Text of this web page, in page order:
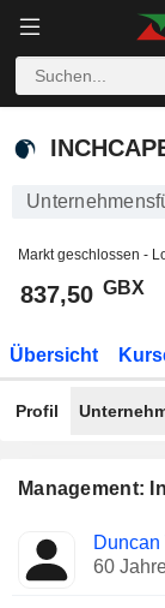
INCHCAPE
Markt geschlossen -
837,50 GBX
Übersicht
Profil
Management:
Manager
Duncan
60